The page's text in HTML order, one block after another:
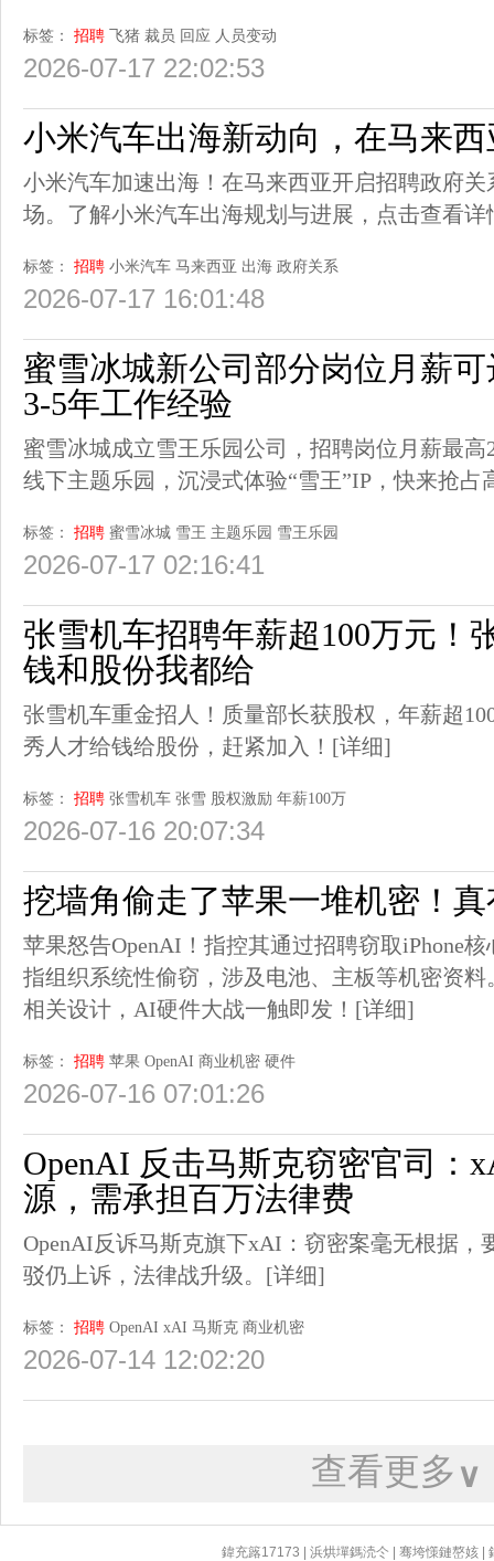
标签： 招聘 飞猪 裁员 回应 人员变动
2026-07-17 22:02:53
小米汽车出海新动向，在马来
小米汽车加速出海！在马来西亚开启招聘政府关
场。了解小米汽车出海规划与进展，点击查看详
标签： 招聘 小米汽车 马来西亚 出海 政府关系
2026-07-17 16:01:48
蜜雪冰城新公司部分岗位月薪
3-5年工作经验
蜜雪冰城成立雪王乐园公司，招聘岗位月薪最
线下主题乐园，沉浸式体验“雪王”IP，快来抢占
标签： 招聘 蜜雪冰城 雪王 主题乐园 雪王乐园
2026-07-17 02:16:41
张雪机车招聘年薪超100万元！
钱和股份我都给
张雪机车重金招人！质量部长获股权，年薪超
秀人才给钱给股份，赶紧加入！ [详细]
标签： 招聘 张雪机车 张雪 股权激励 年薪100万
2026-07-16 20:07:34
挖墙角偷走了苹果一堆机密！
苹果怒告OpenAI！指控其通过招聘窃取iPhone
指组织系统性偷窃，涉及电池、主板等机密资
相关设计，AI硬件大战一触即发！ [详细]
标签： 招聘 苹果 OpenAI 商业机密 硬件
2026-07-16 07:01:26
OpenAI 反击马斯克窃密官司：
源，需承担百万法律费
OpenAI反诉马斯克旗下xAI：窃密案毫无根据，
驳仍上诉，法律战升级。 [详细]
标签： 招聘 OpenAI xAI 马斯克 商业机密
2026-07-14 12:02:20
查看更多 ∨
鍏充簬17173 |浜烘墠鎷涜仒 |骞垮憡鏈嶅姟 |